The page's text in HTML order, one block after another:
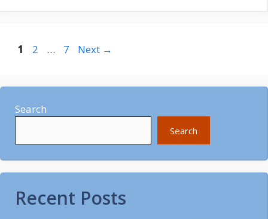
Page
1 Page
2 … Page
7 Next →
Search
Search
Recent Posts